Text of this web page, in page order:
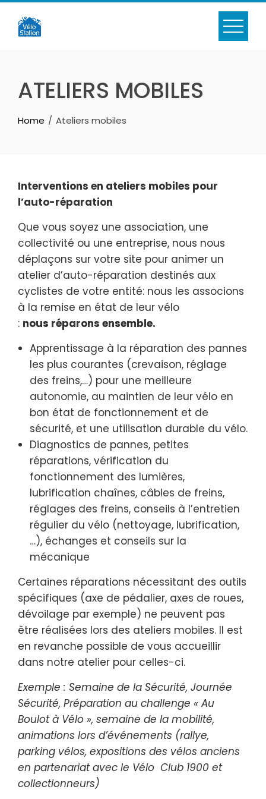
Skip
content
ATELIERS MOBILES
Home Ateliers mobiles
Interventions en ateliers mobiles pour
l’auto-réparation
Que vous soyez une association, une
collectivité ou une entreprise, nous nous
déplaçons sur votre site pour animer un
atelier d’auto-réparation destinés aux
cyclistes de votre entité: nous les associons
à la remise en état de leur vélo
: nous réparons ensemble.
Apprentissage à la réparation des pannes
les plus courantes (crevaison, réglage
des freins,…) pour une meilleure
autonomie, au maintien de leur vélo en
bon état de fonctionnement et de
sécurité, et une utilisation durable du vélo.
Diagnostics de pannes, petites
réparations, vérification du
fonctionnement des lumières,
lubrification chaînes, câbles de freins,
réglages des freins, conseils à l’entretien
régulier du vélo (nettoyage, lubrification,
…), échanges et conseils sur la
mécanique
Certaines réparations nécessitant des outils
spécifiques (axe de pédalier, axes de roues,
dévoilage par exemple) ne peuvent pas
être réalisées lors des ateliers mobiles. Il est
en revanche possible de vous accueillir
dans notre atelier pour celles-ci.
Exemple : Semaine de la Sécurité, Journée
Sécurité, Préparation au challenge « Au
Boulot à Vélo », semaine de la mobilité,
animations lors d’événements (rallye,
parking vélos, expositions des vélos anciens
en partenariat avec le Vélo Club 1900 et
collectionneurs)